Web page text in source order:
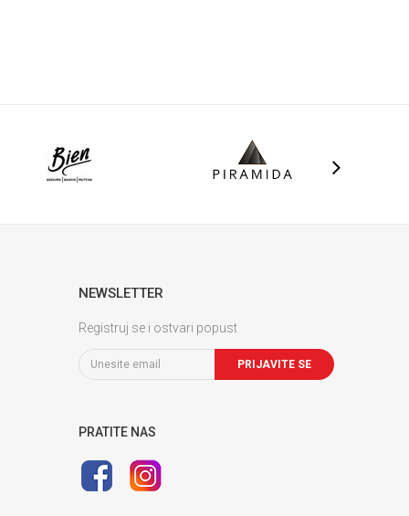
NEWSLETTER
Registruj se i ostvari popust
PRIJAVITE SE
PRATITE NAS